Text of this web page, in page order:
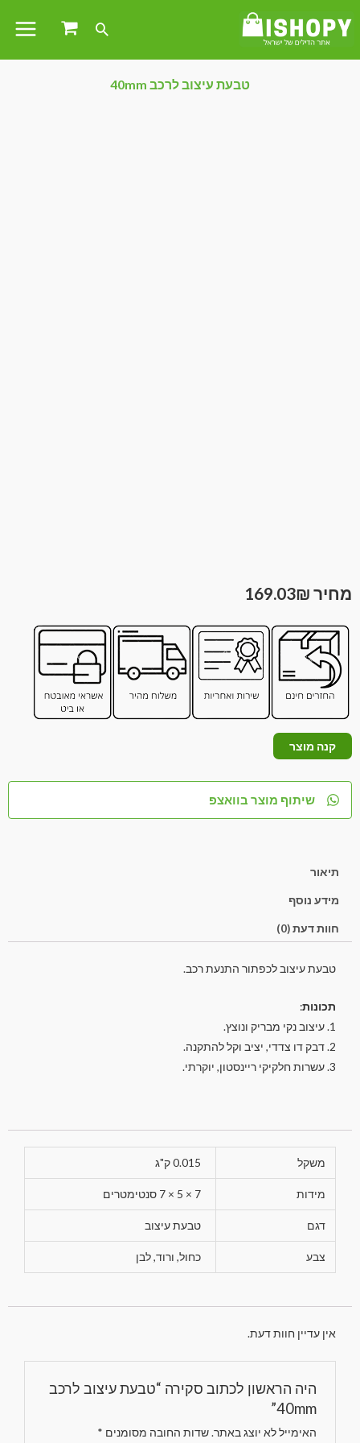
טבעת עיצוב לרכב 40mm
169.03₪
קנה מוצר
שיתוף מוצר בוואצפ
תיאור
מידע נוסף
חוות דעת (0)
טבעת עיצוב לכפתור התנעת רכב.
תכונות:
1. עיצוב נקי מבריק ונוצץ.
2. דבק דו צדדי, יציב וקל להתקנה.
3. עשרות חלקיקי ריינסטון, יוקרתי.
משקל 0.015 ק"ג
מידות 7 × 5 × 7 סנטימטרים
דגם טבעת עיצוב
צבע כחול, ורוד, לבן
אין עדיין חוות דעת.
היה הראשון לכתוב סקירה “טבעת עיצוב לרכב
40mm”
האימייל לא יוצג באתר.שדות החובה מסומנים *